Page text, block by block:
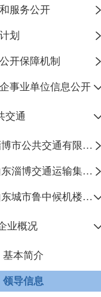
服务公开
划
开保障机制
事业单位信息公开
交通
淄博市公共交通有限公司博山分公司
山东淄博交通运输集团有限公司博山分公司
山东城市鲁中候机楼有限公司博山分公司
业概况
基本简介
领导信息